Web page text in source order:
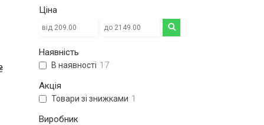
Ціна
Наявність
В наявності 17
Акція
Товари зі знижками 1
Виробник